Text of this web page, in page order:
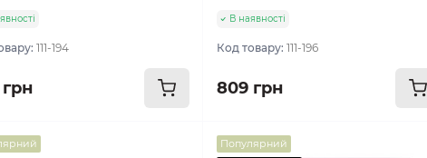
111-194
В наявності
Код товару:111-196
809 грн
Популярний